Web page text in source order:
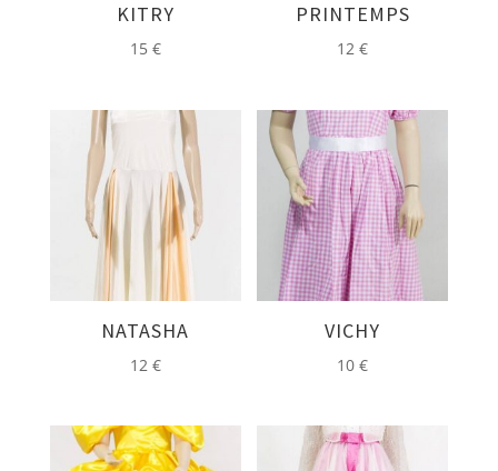
KITRY
15 €
PRINTEMPS
12€
NATASHA
12 €
VICHY
10€